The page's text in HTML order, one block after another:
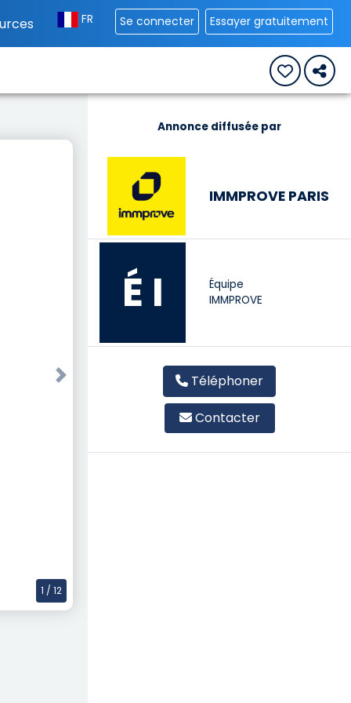
FR Se connecter Essayer gratuitement
Next
1 / 12
Annonce diffusée par
IMMPROVE PARIS
É I
Équipe
IMMPROVE
Téléphoner
Contacter